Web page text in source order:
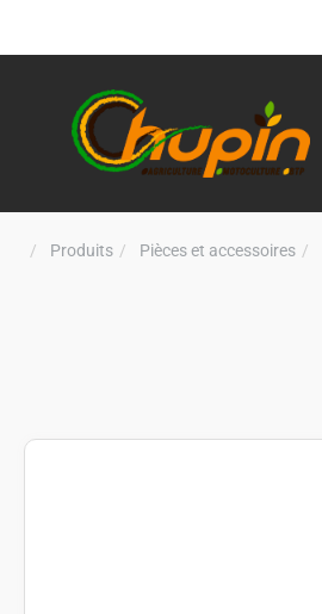
Produits Pièces et accessoires